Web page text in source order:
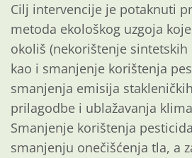
Cilj intervencije je potaknuti
metoda ekološkog uzgoja
okoliš (nekorištenje
kao i smanjenje korištenja
smanjenja emisija
prilagodbe i ublažavanja
Smanjenje korištenja
smanjenju onečišćenja tla, a